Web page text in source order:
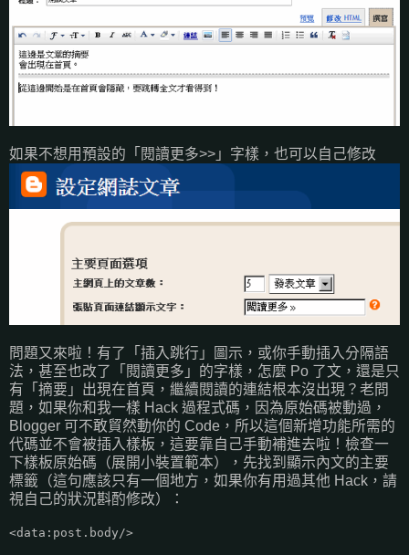
如果不想用預設的「閱讀更多>>」字樣，也可以自己修改
問題又來啦！有了「插入跳行」圖示，或你手動插入分隔語
法，甚至也改了「閱讀更多」的字樣，怎麼 Po 了文，還是只
有「摘要」出現在首頁，繼續閱讀的連結根本沒出現？老問
題，如果你和我一樣 Hack 過程式碼，因為原始碼被動過，
Blogger 可不敢貿然動你的 Code，所以這個新增功能所需的
代碼並不會被插入樣板，這要靠自己手動補進去啦！檢查一
下樣板原始碼（展開小裝置範本），先找到顯示內文的主要
標籤（這句應該只有一個地方，如果你有用過其他 Hack，請
視自己的狀況斟酌修改）：
<data:post.body/>